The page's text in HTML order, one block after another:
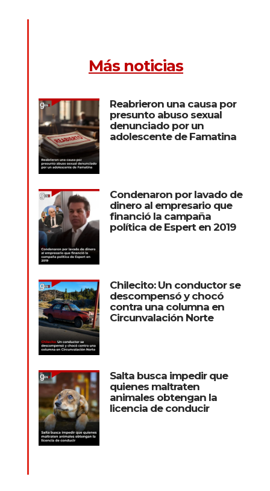
Más noticias
Reabrieron una causa por
presunto abuso sexual
denunciado por un
adolescente de Famatina
Condenaron por lavado de
dinero al empresario que
financió la campaña
política de Espert en 2019
Chilecito: Un conductor se
descompensó y chocó
contra una columna en
Circunvalación Norte
Salta busca impedir que
quienes maltraten
animales obtengan la
licencia de conducir